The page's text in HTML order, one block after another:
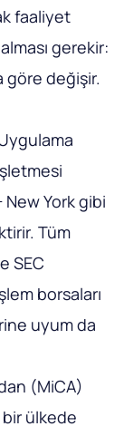
faaliyet
gerekir:
göre değişir.
New York gibi
Tüm
SEC
borsaları
uyum da
(MiCA)
ülkede